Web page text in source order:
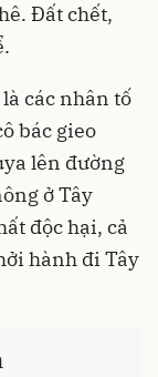
Đất chết,
các nhân tố
bác gieo
lên đường
ở Tây
độc hại, cả
hành đi Tây